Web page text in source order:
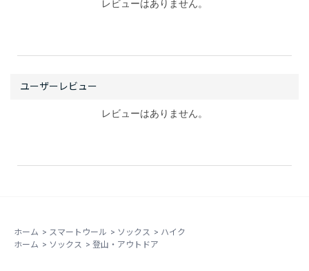
レビューはありません。
レビューはありません。
ホーム > スマートウール > ソックス > ハイク
ホーム > ソックス > 登山・アウトドア